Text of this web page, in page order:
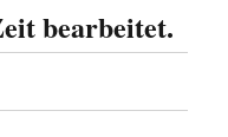
bearbeitet.